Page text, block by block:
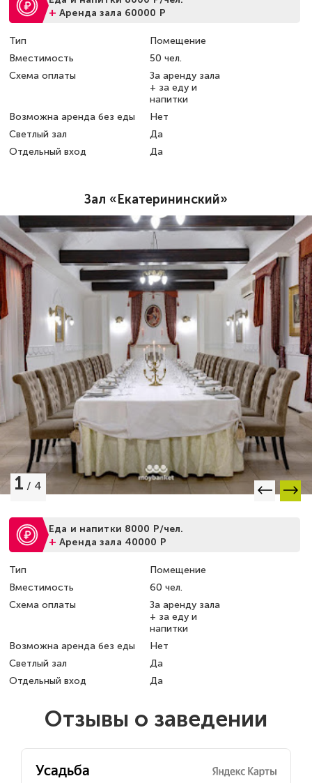
+ Аренда зала 60000 Р
Тип
Помещение
Вместимость
50 чел.
Схема оплаты
За аренду зала
+ за еду и
напитки
Возможна аренда без еды
Нет
Светлый зал
Да
Отдельный вход
Да
Зал «Екатерининский»
1 / 4
Еда и напитки 8000 Р/чел.
+ Аренда зала 40000 Р
Тип
Помещение
Вместимость
60 чел.
Схема оплаты
За аренду зала
+ за еду и
напитки
Возможна аренда без еды
Нет
Светлый зал
Да
Отдельный вход
Да
Отзывы о заведении